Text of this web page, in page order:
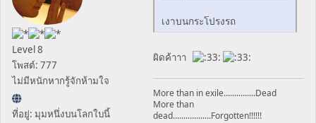
Level 8
โพสต์: 777
ไม่มีหนักหากรู้จักห้ามใจ
ที่อยู่: มุมหนึ่งบนโลกใบนี้
เงาบนกระโปรงรถ
ผิดค้าาา
More than in exile...............Dead
More than
dead..................Forgotten!!!!!!